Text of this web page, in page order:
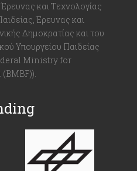
και Τεχνολογίας
Έρευνας και
Δημοκρατίας και του
Υπουργείου Παιδείας
Ministry for